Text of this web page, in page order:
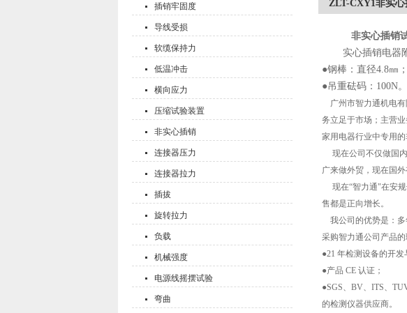
插销牢固度
导线受损
软缆保持力
低温冲击
横向应力
压缩试验装置
非实心插销
连接器压力
连接器拉力
插拔
旋转拉力
负载
机械强度
电源线摇摆试验
弯曲
ZLT-CXY1非实
非实心插销
实心插销电器
●钢棒：直径4.8㎜；
●吊重砝码：100N。
广州市智力通机电有
务立足于市场；主营
家用电器行业中专用的
现在公司不仅做国内
广来做外贸，现在国外
现在“智力通"在安规
售都是正向增长。
我公司的优势是：多
采购智力通公司产品的
●21 年检测设备的开
●产品 CE 认证；
●SGS、BV、ITS、
的检测仪器供应商。